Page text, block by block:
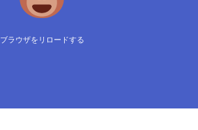
ブラウザをリロードする